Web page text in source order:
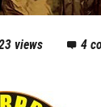
views 4